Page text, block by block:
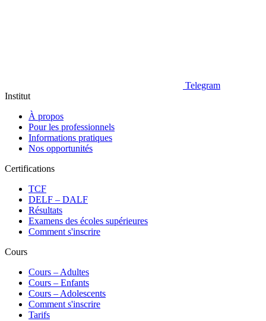
Telegram
Institut
À propos
Pour les professionnels
Informations pratiques
Nos opportunités
Certifications
TCF
DELF – DALF
Résultats
Examens des écoles supérieures
Comment s'inscrire
Cours
Сours – Adultes
Cours – Enfants
Cours – Adolescents
Comment s'inscrire
Tarifs